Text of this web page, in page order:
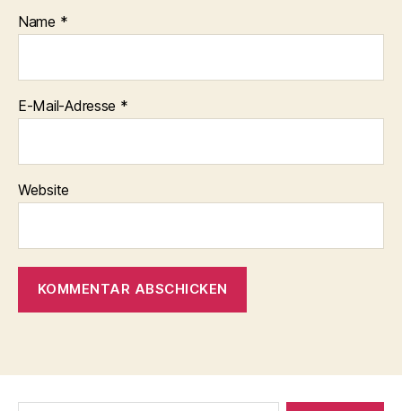
Name *
E-Mail-Adresse *
Website